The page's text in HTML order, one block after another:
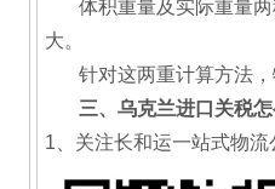
体积重量及实际重量
大。
针对这两重计算方法
三、乌克兰进口关税
1、关注长和运一站式物流